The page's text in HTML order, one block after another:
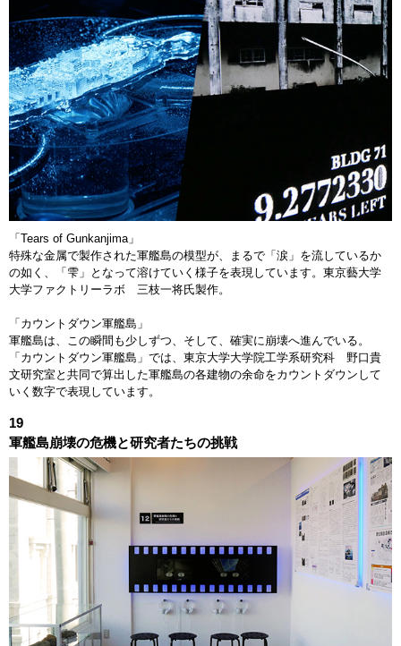
「Tears of Gunkanjima」
特殊な金属で製作された軍艦島の模型が、まるで「涙」を流しているか
の如く、「雫」となって溶けていく様子を表現しています。東京藝大学
大学ファクトリーラボ 三枝一将氏製作。
「カウントダウン軍艦島」
軍艦島は、この瞬間も少しずつ、そして、確実に崩壊へ進んでいる。
「カウントダウン軍艦島」では、東京大学大学院工学系研究科 野口貴
文研究室と共同で算出した軍艦島の各建物の余命をカウントダウンして
いく数字で表現しています。
19
軍艦島崩壊の危機と研究者たちの挑戦